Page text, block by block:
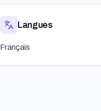
Langues
Français